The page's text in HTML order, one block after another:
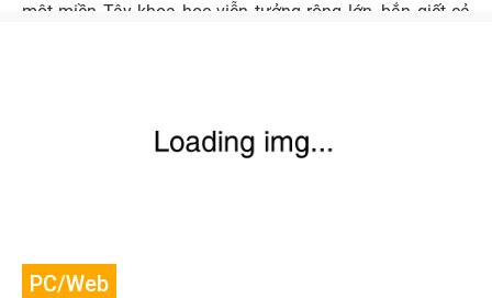
một miền Tây khoa học viễn tưởng rộng lớn, bắn giết cả
PC/Web